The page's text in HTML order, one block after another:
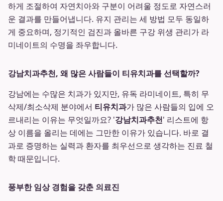
하게 조절하여 자연치아와 구분이 어려울 정도로 자연스러
운 결과를 만들어냅니다. 유지 관리는 세 방법 모두 동일하
게 중요하며, 정기적인 검진과 올바른 구강 위생 관리가 라
미네이트의 수명을 좌우합니다.
강남치과추천, 왜 많은 사람들이 티유치과를 선택할까?
강남에는 수많은 치과가 있지만, 유독 라미네이트, 특히 무
삭제/최소삭제 분야에서 티유치과가 많은 사람들의 입에 오
르내리는 이유는 무엇일까요? '강남치과추천' 리스트에 항
상 이름을 올리는 데에는 그만한 이유가 있습니다. 바로 결
과로 증명하는 실력과 환자를 최우선으로 생각하는 진료 철
학 때문입니다.
풍부한 임상 경험을 갖춘 의료진